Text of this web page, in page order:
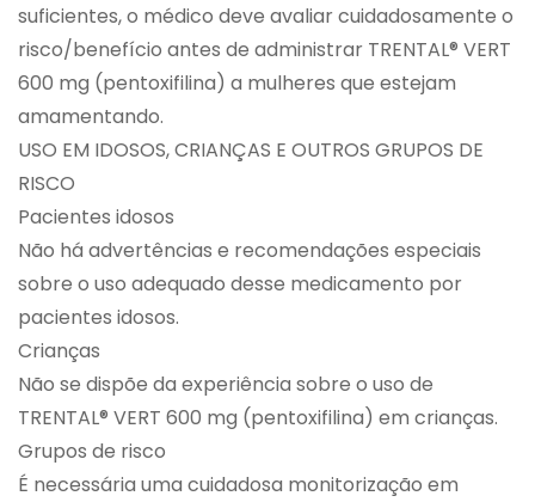
suficientes, o médico deve avaliar cuidadosamente o
risco/benefício antes de administrar TRENTAL® VERT
600 mg (pentoxifilina) a mulheres que estejam
amamentando.
USO EM IDOSOS, CRIANÇAS E OUTROS GRUPOS DE
RISCO
Pacientes idosos
Não há advertências e recomendações especiais
sobre o uso adequado desse medicamento por
pacientes idosos.
Crianças
Não se dispõe da experiência sobre o uso de
TRENTAL® VERT 600 mg (pentoxifilina) em crianças.
Grupos de risco
É necessária uma cuidadosa monitorização em